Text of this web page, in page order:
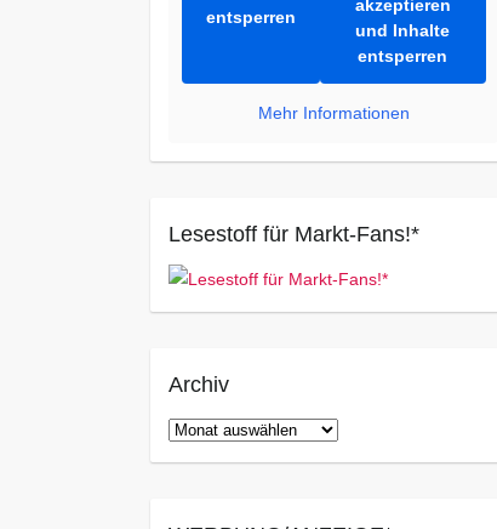
entsperren
akzeptieren
und Inhalte
entsperren
Mehr Informationen
Lesestoff für Markt-Fans!*
Archiv
Archiv